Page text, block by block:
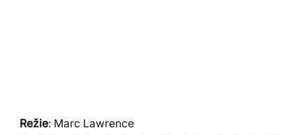
Režie: Marc Lawrence